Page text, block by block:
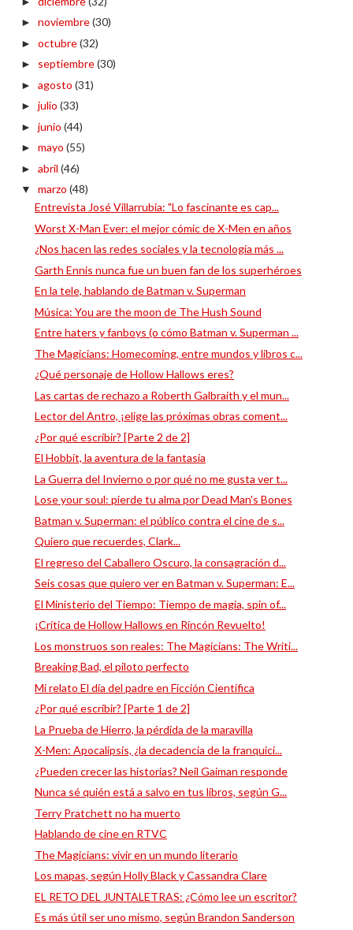
► noviembre(30)
► octubre(32)
► septiembre(30)
► agosto (31)
► julio (33)
► junio (44)
► mayo (55)
► abril (46)
▼ marzo (48)
Entrevista José Villarrubia: "Lo fascinante es cap...
Worst X-Man Ever: el mejor cómic de X-Men en años
¿Nos hacen las redes sociales y la tecnología más ...
Garth Ennis nunca fue un buen fan de los superhéroes
En la tele, hablando de Batman v. Superman
Música: You are the moon de The Hush Sound
Entre haters y fanboys (o cómo Batman v. Superman ...
The Magicians: Homecoming, entre mundos y libros c...
¿Qué personaje de Hollow Hallows eres?
Las cartas de rechazo a Roberth Galbraith y el mun...
Lector del Antro, ¡elige las próximas obras coment...
¿Por qué escribir? [Parte 2 de 2]
El Hobbit, la aventura de la fantasía
La Guerra del Invierno o por qué no me gusta ver t...
Lose your soul: pierde tu alma por Dead Man's Bones
Batman v. Superman: el público contra el cine de s...
Quiero que recuerdes, Clark...
El regreso del Caballero Oscuro, la consagración d...
Seis cosas que quiero ver en Batman v. Superman: E...
El Ministerio del Tiempo: Tiempo de magia, spin of...
¡Crítica de Hollow Hallows en Rincón Revuelto!
Los monstruos son reales: The Magicians: The Writi...
Breaking Bad, el piloto perfecto
Mi relato El día del padre en Ficción Científica
¿Por qué escribir? [Parte 1 de 2]
La Prueba de Hierro, la pérdida de la maravilla
X-Men: Apocalipsis, ¿la decadencia de la franquici...
¿Pueden crecer las historias? Neil Gaiman responde
Nunca sé quién está a salvo en tus libros, según G...
Terry Pratchett no ha muerto
Hablando de cine en RTVC
The Magicians: vivir en un mundo literario
Los mapas, según Holly Black y Cassandra Clare
EL RETO DEL JUNTALETRAS: ¿Cómo lee un escritor?
Es más útil ser uno mismo, según Brandon Sanderson